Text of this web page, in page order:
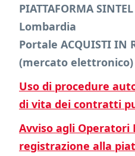
PIATTAFORMA
Lombardia
Portale ACQUISTI IN
(mercato elettronico)
Uso di procedure
di vita dei contratti
Avviso agli Operatori
registrazione alla